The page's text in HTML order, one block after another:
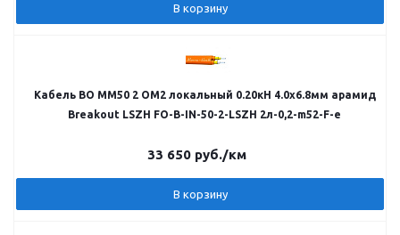
В корзину
Кабель ВО MM50 2 OM2 локальный 0.20кН 4.0х6.8мм арамид
Breakout LSZH FO-B-IN-50-2-LSZH 2л-0,2-m52-F-e
33 650 руб./км
В корзину